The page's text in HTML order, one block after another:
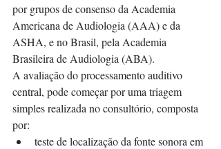
por grupos de consenso da Academia
Americana de Audiologia (AAA) e da
ASHA, e no Brasil, pela Academia
Brasileira de Audiologia (ABA).
A avaliação do processamento auditivo
central, pode começar por uma triagem
simples realizada no consultório, composta
por:
teste de localização da fonte sonora em